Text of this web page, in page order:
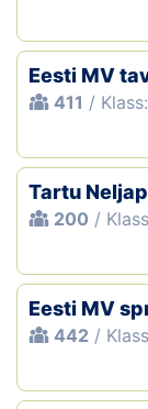
Eesti MV
411 /
Tartu
200 /
Eesti MV
442 /